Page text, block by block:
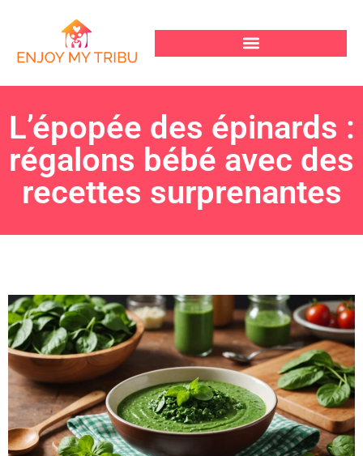
L’épopée des épinards :
régalons bébé avec des
recettes surprenantes